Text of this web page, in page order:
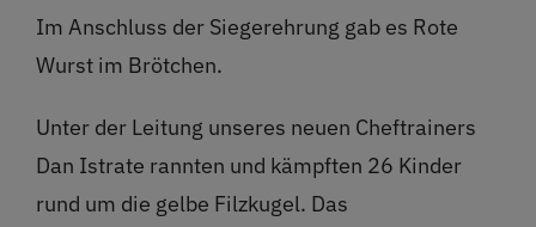
Im Anschluss der Siegerehrung gab es Rote
Wurst im Brötchen.
Unter der Leitung unseres neuen Cheftrainers
Dan Istrate rannten und kämpften 26 Kinder
rund um die gelbe Filzkugel. Das